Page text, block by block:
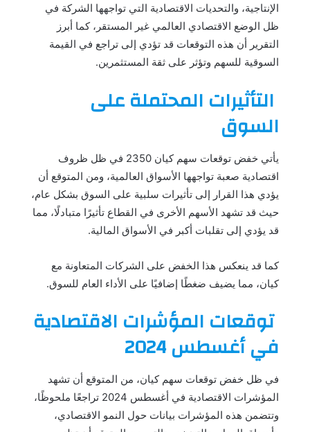
الإنتاجية، والتحديات الاقتصادية التي تواجهها الشركة في
ظل الوضع الاقتصادي العالمي غير المستقر، كما أبرز
التقرير أن هذه التوقعات قد تؤدي إلى تراجع في القيمة
السوقية للسهم وتؤثر على ثقة المستثمرين.
التأثيرات المحتملة على
السوق
يأتي خفض توقعات سهم كيان 2350 في ظل ظروف
اقتصادية صعبة تواجهها الأسواق العالمية، ومن المتوقع أن
يؤدي هذا القرار إلى تأثيرات سلبية على السوق بشكل عام،
حيث قد تشهد الأسهم الأخرى في القطاع تأثيرًا متبادلًا، مما
قد يؤدي إلى تقلبات أكبر في الأسواق المالية.
كما قد ينعكس هذا الخفض على الشركات المتعاونة مع
كيان، مما يضيف ضغطًا إضافيًا على الأداء العام للسوق.
توقعات المؤشرات الاقتصادية
في أغسطس 2024
في ظل خفض توقعات سهم كيان، من المتوقع أن تشهد
المؤشرات الاقتصادية في أغسطس 2024 تراجعًا ملحوظًا،
وتتضمن هذه المؤشرات بيانات حول النمو الاقتصادي،